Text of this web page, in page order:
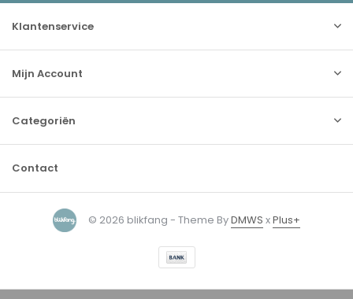
Klantenservice
Mijn Account
Categoriën
Contact
© 2026 blikfang - Theme ByDMWS xPlus+